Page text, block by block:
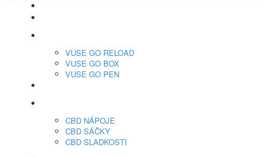
VUSE GO RELOAD
VUSE GO BOX
VUSE GO PEN
CBD NÁPOJE
CBD SÁČKY
CBD SLADKOSTI